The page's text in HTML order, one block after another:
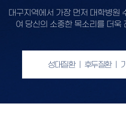
대구지역에서 가장 먼저 대학병원
여 당신의 소중한 목소리를 더욱
성대질환 ｜ 후두질환 ｜